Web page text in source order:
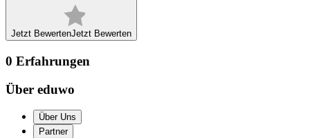
Jetzt BewertenJetzt Bewerten
0 Erfahrungen
Über eduwo
Über Uns
Partner